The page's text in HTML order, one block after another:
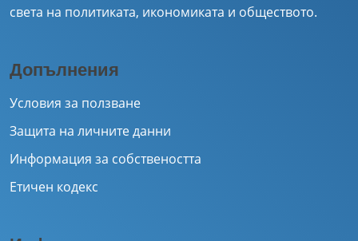
света на политиката, икономиката и обществото.
Допълнения
Условия за ползване
Защита на личните данни
Информация за собствеността
Етичен кодекс